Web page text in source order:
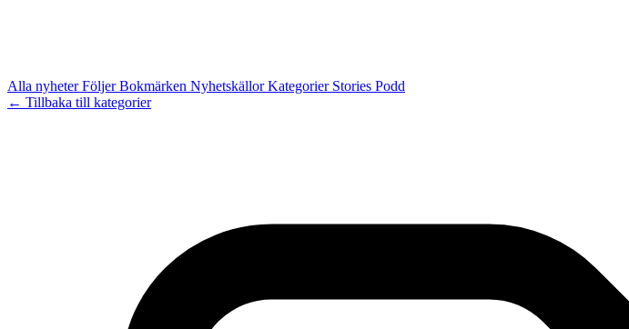
Alla nyheterFöljerBokmärken NyhetskällorKategorier Stories Podd
← Tillbaka till kategorier